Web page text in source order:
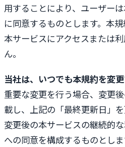
用することにより、ユーザー
に同意するものとします。本規
本サービスにアクセスまたは
ん。
当社は、いつでも本規約を変
重要な変更を行う場合、変更
載し、上記の「最終更新日」
変更後の本サービスの継続的
への同意を構成するものとしま